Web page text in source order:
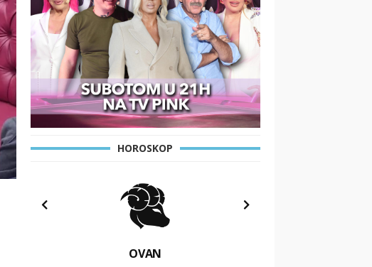
HOROSKOP
OVAN